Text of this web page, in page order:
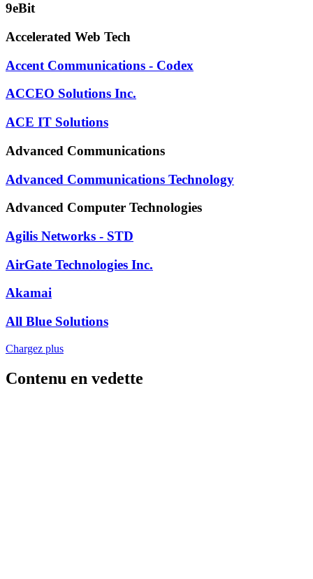
9eBit
Accelerated Web Tech
Accent Communications - Codex
ACCEO Solutions Inc.
ACE IT Solutions
Advanced Communications
Advanced Communications Technology
Advanced Computer Technologies
Agilis Networks - STD
AirGate Technologies Inc.
Akamai
All Blue Solutions
Chargez plus
Contenu en vedette